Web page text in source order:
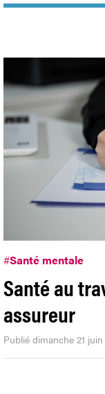
#Santé mentale
Santé au
assureur
Publié dimanche 21